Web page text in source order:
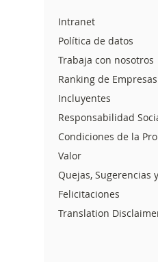
Intranet
Política de datos
Trabaja con nosotros
Ranking de Empresas
Incluyentes
Responsabilidad
Condiciones de la
Valor
Quejas, Sugerencias y
Felicitaciones
Translation